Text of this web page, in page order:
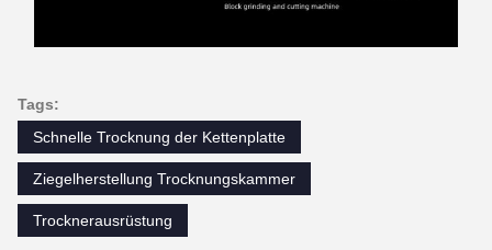
Tags:
Schnelle Trocknung der Kettenplatte
Ziegelherstellung Trocknungskammer
Trocknerausrüstung